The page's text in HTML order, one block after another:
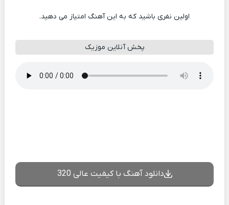
اولین نفری باشید که به این آهنگ امتیاز می دهید.
پخش آنلاین موزیک
دانلود آهنگ با کیفیت عالی 320